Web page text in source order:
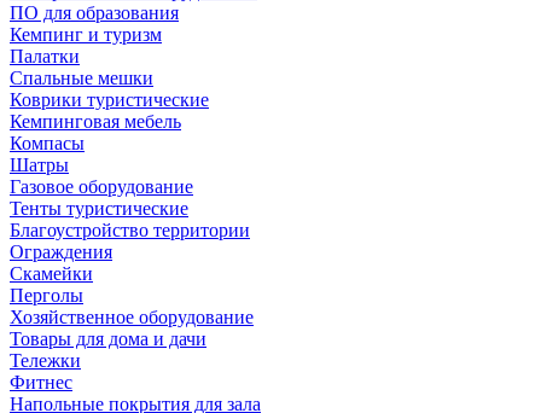
ПО для образования
Кемпинг и туризм
Палатки
Спальные мешки
Коврики туристические
Кемпинговая мебель
Компасы
Шатры
Газовое оборудование
Тенты туристические
Благоустройство территории
Ограждения
Скамейки
Перголы
Хозяйственное оборудование
Товары для дома и дачи
Тележки
Фитнес
Напольные покрытия для зала